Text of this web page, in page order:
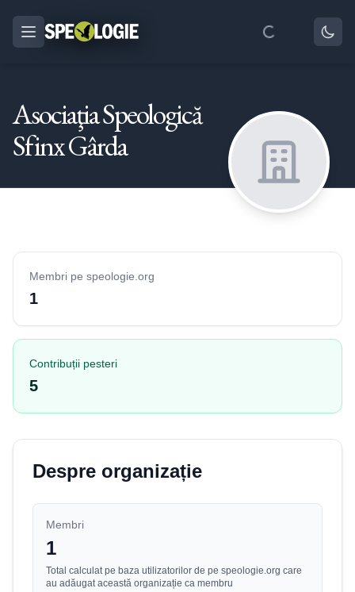
Asociaţia Speologică
Sfinx Gârda
Membri pe speologie.org
1
Contribuții pesteri
5
Despre organizație
Membri
1
Total calculat pe baza utilizatorilor de pe speologie.org care
au adăugat această organizație ca membru